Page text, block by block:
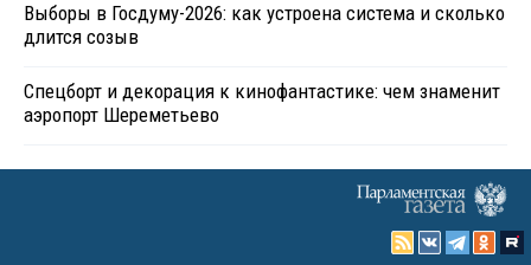
Выборы в Госдуму-2026: как устроена система и сколько
длится созыв
Спецборт и декорация к кинофантастике: чем знаменит
аэропорт Шереметьево